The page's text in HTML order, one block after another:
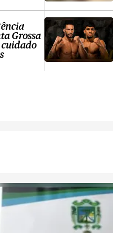
Grossa
cuidado